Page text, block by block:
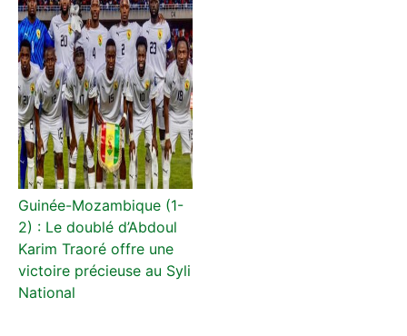
Guinée-Mozambique (1-
2) : Le doublé d’Abdoul
Karim Traoré offre une
victoire précieuse au Syli
National